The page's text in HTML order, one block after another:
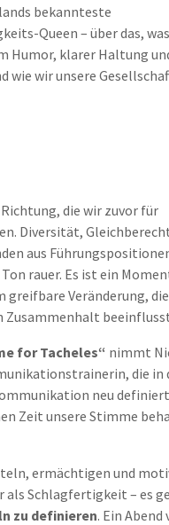
bekannteste
Queen – über das,
Humor, klarer Haltung
wie wir unsere
die wir zuvor für
Diversität,
aus
rauer. Es ist ein
greifbare Veränderung,
Zusammenhalt
for Tacheles“ nimmt
die in
neu
Zeit unsere Stimme
ermächtigen und
als Schlagfertigkeit – es
zu definieren. Ein